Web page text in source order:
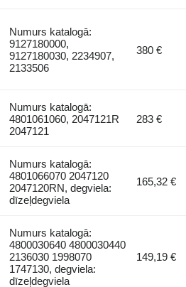
Numurs katalogā:
9127180000,
9127180030, 2234907,
2133506
380 €
Numurs katalogā:
4801061060, 2047121R
2047121
283 €
Numurs katalogā:
4801066070 2047120
2047120RN, degviela:
dīzeļdegviela
165,32 €
Numurs katalogā:
4800030640 4800030440
2136030 1998070
1747130, degviela:
dīzeļdegviela
149,19 €